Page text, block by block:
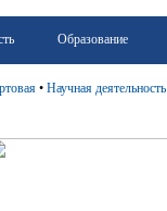
Образование
• Научная деятельность